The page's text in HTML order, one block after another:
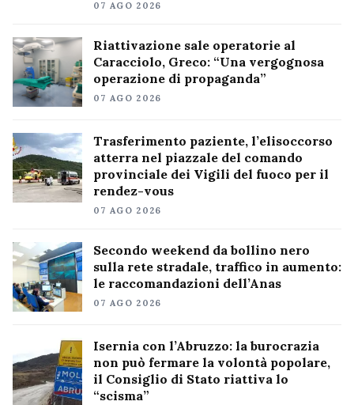
07 AGO 2026
Riattivazione sale operatorie al
Caracciolo, Greco: “Una vergognosa
operazione di propaganda”
07 AGO 2026
Trasferimento paziente, l’elisoccorso
atterra nel piazzale del comando
provinciale dei Vigili del fuoco per il
rendez-vous
07 AGO 2026
Secondo weekend da bollino nero
sulla rete stradale, traffico in aumento:
le raccomandazioni dell’Anas
07 AGO 2026
Isernia con l’Abruzzo: la burocrazia
non può fermare la volontà popolare,
il Consiglio di Stato riattiva lo
“scisma”